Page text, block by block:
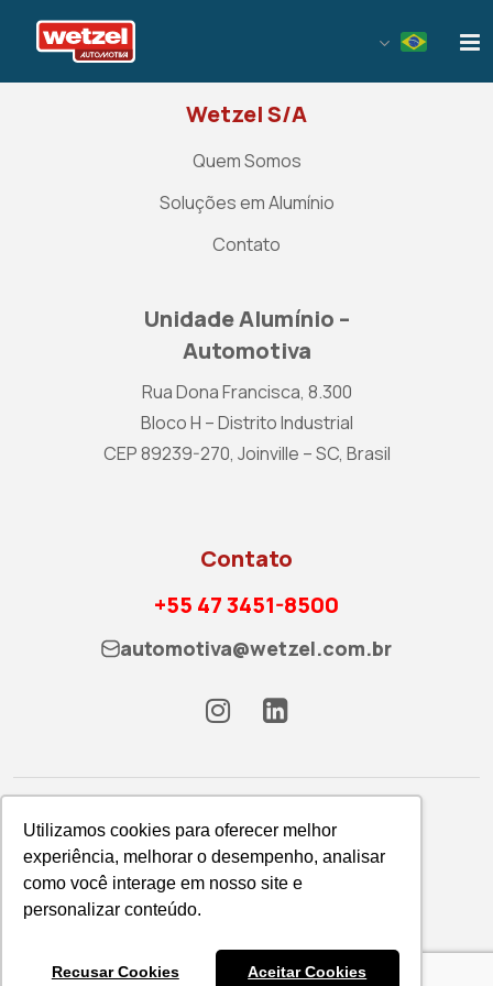
Utilizamos cookies para oferecer melhor
experiência, melhorar o desempenho, analisar
como você interage em nosso site e
personalizar conteúdo.
Recusar Cookies Aceitar Cookies
Wetzel S/A
Quem Somos
Soluções em Alumínio
Contato
Unidade Alumínio –
Automotiva
Rua Dona Francisca, 8.300
Bloco H – Distrito Industrial
CEP 89239-270, Joinville – SC, Brasil
Contato
+55 47 3451-8500
automotiva@wetzel.com.br
Política de Privacidade